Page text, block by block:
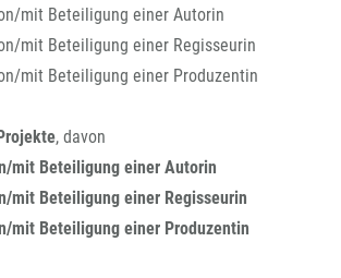
mit Beteiligung einer Autorin
mit Beteiligung einer Regisseurin
mit Beteiligung einer Produzentin
, davon
mit Beteiligung einer Autorin
mit Beteiligung einer Regisseurin
mit Beteiligung einer Produzentin